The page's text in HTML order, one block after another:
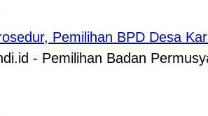
Pemilihan BPD Desa
- Pemilihan Badan